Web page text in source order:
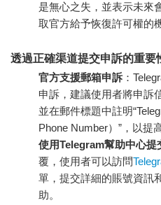
是無心之失，並表示未來
取官方給予恢復許可權的
透過正確渠道提交申訴的重要
官方支援郵箱申訴 ：
申訴，建議使用者將申訴
並在郵件標題中註明
Phone Number）”，以提
使用Telegram幫助中心提
覆，使用者可以訪問
單，提交詳細的賬號資訊
助。